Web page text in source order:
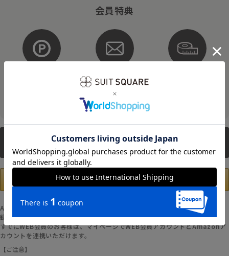
会員特典
メルマガ配信
そのほかにもさまざまなキャンペーンを予定しています。
新規会員登録
Amazonアカウントの登録情報を使用して、お支払いおよび新規WEB会員登
録が可能です。
すでにWEB会員のお客様は、マイページでWEB会員アカウントとAmazonア
カウントを連携いただけます。
【ご注意】